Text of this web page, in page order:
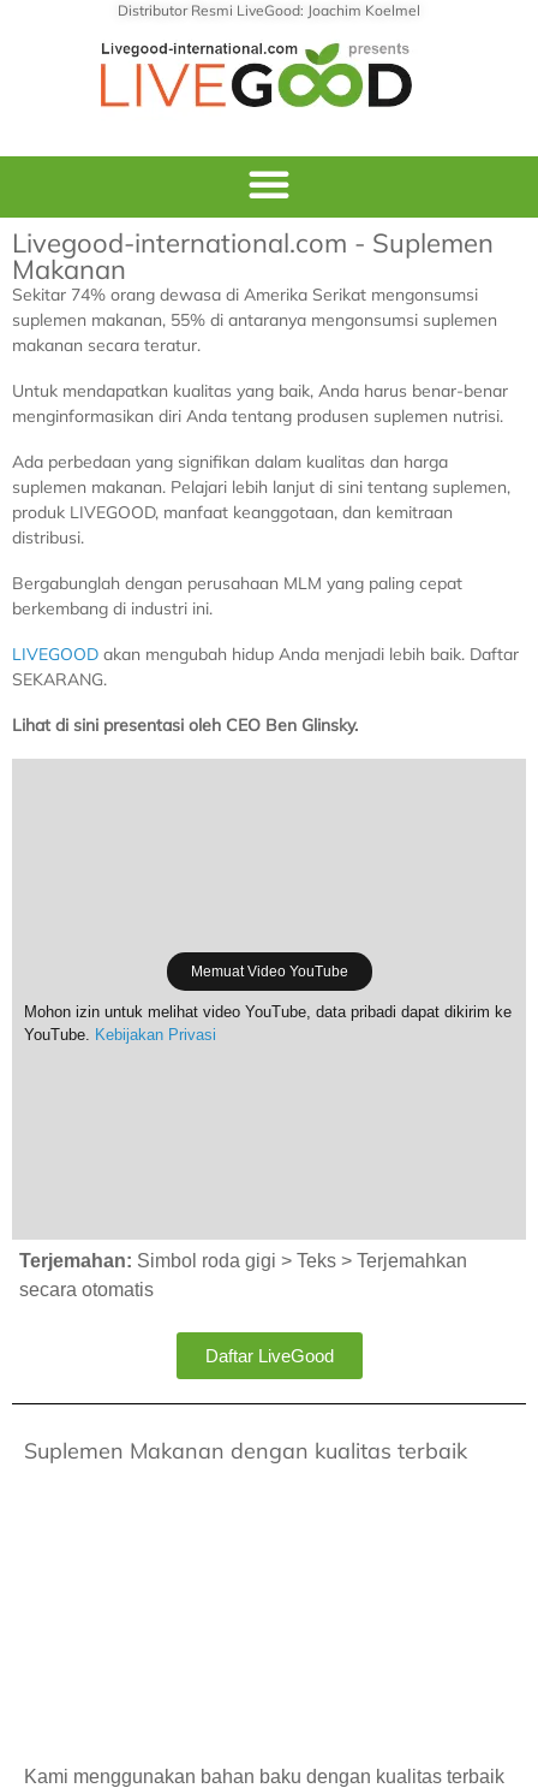
Distributor Resmi LiveGood: Joachim Koelmel
Livegood-international.com - Suplemen
Makanan
Sekitar 74% orang dewasa di Amerika Serikat mengonsumsi
suplemen makanan, 55% di antaranya mengonsumsi suplemen
makanan secara teratur.
Untuk mendapatkan kualitas yang baik, Anda harus benar-benar
menginformasikan diri Anda tentang produsen suplemen nutrisi.
Ada perbedaan yang signifikan dalam kualitas dan harga
suplemen makanan. Pelajari lebih lanjut di sini tentang suplemen,
produk LIVEGOOD, manfaat keanggotaan, dan kemitraan
distribusi.
Bergabunglah dengan perusahaan MLM yang paling cepat
berkembang di industri ini.
LIVEGOOD akan mengubah hidup Anda menjadi lebih baik. Daftar
SEKARANG.
Lihat di sini presentasi oleh CEO Ben Glinsky.
Memuat Video YouTube
Mohon izin untuk melihat video YouTube, data pribadi dapat dikirim ke
YouTube. Kebijakan Privasi
Terjemahan: Simbol roda gigi > Teks > Terjemahkan
secara otomatis
Daftar LiveGood
Suplemen Makanan dengan kualitas terbaik
Kami menggunakan bahan baku dengan kualitas terbaik